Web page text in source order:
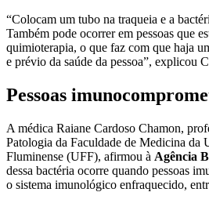
“Colocam um tubo na traqueia e a
Também pode ocorrer em pessoas que
quimioterapia, o que faz com que haja
e prévio da saúde da pessoa”, explicou
Pessoas
A médica Raiane Cardoso Chamon,
Patologia da Faculdade de Medicina da
Fluminense (UFF), afirmou à Agência
dessa bactéria ocorre quando pessoas
o sistema imunológico enfraquecido,